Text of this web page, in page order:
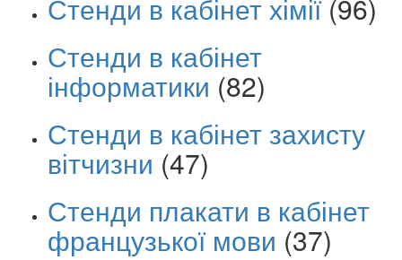
Стенди в кабінет хімії (96)
Стенди в кабінет
інформатики (82)
Стенди в кабінет захисту
вітчизни (47)
Стенди плакати в кабінет
французької мови (37)